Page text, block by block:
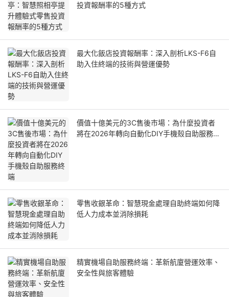
投資報酬率的5種方式
最大化飯店投資報酬率：深入剖析LKS-F6自
助入住終端的技術與營運優勢
價值十億美元的3C售後市場：為什麼投資者
將在2026年轉向自動化DIY手機殼自助服務終
零售收銀革命：智慧現金處理自助終端如何降
低人力成本並消除損耗
精實機場自助服務終端：革新航廈營運效率、
安全性與旅客體驗